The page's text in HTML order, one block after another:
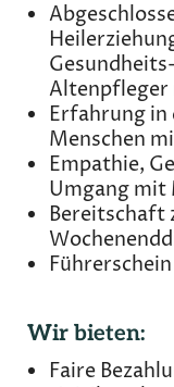
Erfahrung in
Menschen
Empathie,
Umgang mit
Bereitschaft
Wir bieten:
Faire